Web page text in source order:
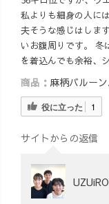
私よりも細身の人に
夫そうな感じはしま
いお腹周りです。 冬
を着込んでも余裕、
商品： 麻柄バルー
役に立った 1
サイトからの返信